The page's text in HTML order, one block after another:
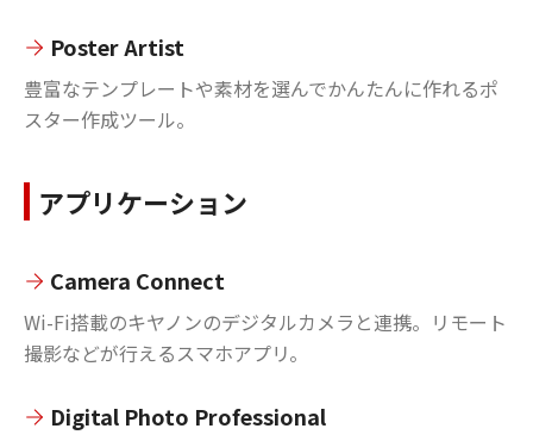
Poster Artist
豊富なテンプレートや素材を選んでかんたんに作れるポ
スター作成ツール。
アプリケーション
Camera Connect
Wi-Fi搭載のキヤノンのデジタルカメラと連携。リモート
撮影などが行えるスマホアプリ。
Digital Photo Professional